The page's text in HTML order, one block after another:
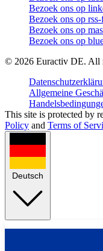
Bezoek ons op
Bezoek ons op rss-
Bezoek ons op
Bezoek ons op
© 2026 Euractiv DE. All
Allgemeine
This site is protected by
Policy and Terms of
Deutsch